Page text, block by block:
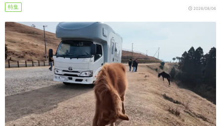
特集 2026/08/06